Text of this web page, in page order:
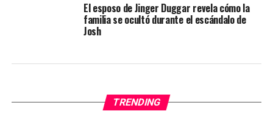
El esposo de Jinger Duggar revela cómo la
familia se ocultó durante el escándalo de
Josh
TRENDING